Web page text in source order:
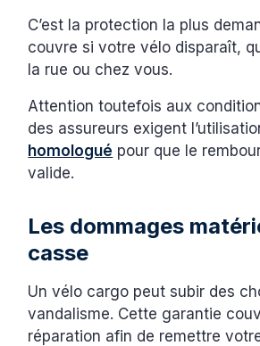
C’est la protection la plus
couvre si votre vélo disparaît,
la rue ou chez vous.
Attention toutefois aux
des assureurs exigent
homologué pour que le
valide.
Les dommages
casse
Un vélo cargo peut subir des
vandalisme. Cette garantie
réparation afin de remettre